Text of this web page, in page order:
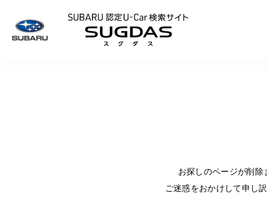
お探しのページが削
ご迷惑をおかけして申し